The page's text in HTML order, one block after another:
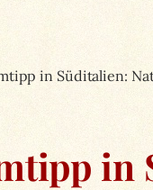
in Süditalien:
in